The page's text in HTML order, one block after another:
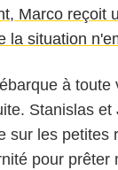
Marco reçoit
la situation
à
Stanislas
sur les petites
pour prêter